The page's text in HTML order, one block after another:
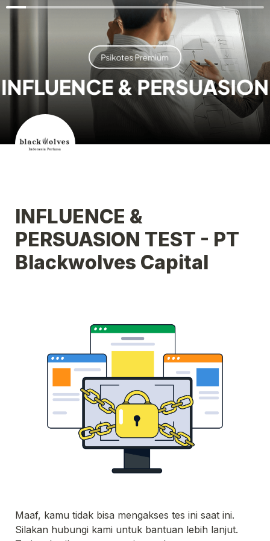
INFLUENCE &
PERSUASION TEST - PT
Blackwolves Capital
Maaf, kamu tidak bisa mengakses tes ini saat ini.
Silakan hubungi kami untuk bantuan lebih lanjut.